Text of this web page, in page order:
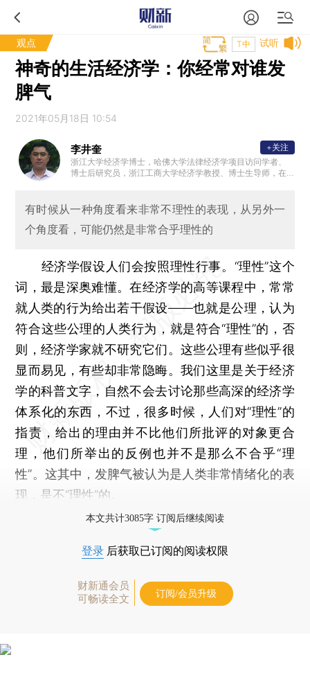
观点 试听
T中
神奇的生活经济学：你经常对谁发
脾气
2021年05月18日 10:54
李井奎
浙江大学经济学博士，哈佛大学法律经济学项目访问学者、
博士后研究员，浙江工商大学经济学教授、博士生导师，在
+关注
有时候从一种角度看来非常不理性的表现，从另外一
个角度看，可能仍然是非常合乎理性的
经济学假设人们会按照理性行事。“理性”这个
词，最是深奥难懂。在经济学的高等课程中，常常
就人类的行为给出若干假设——也就是公理，认为
符合这些公理的人类行为，就是符合“理性”的，否
则，经济学家就不研究它们。这些公理有些似乎很
显而易见，有些却非常隐晦。我们这里是关于经济
学的科普文字，自然不会去讨论那些高深的经济学
体系化的东西，不过，很多时候，人们对“理性”的
指责，给出的理由并不比他们所批评的对象更合
理，他们所举出的反例也并不是那么不合乎“理
性”。这其中，发脾气被认为是人类非常情绪化的表
现，是不“理性”的。
本文共计3085字 订阅后继续阅读
登录 后获取已订阅的阅读权限
财新通会员
可畅读全文
订阅/会员升级